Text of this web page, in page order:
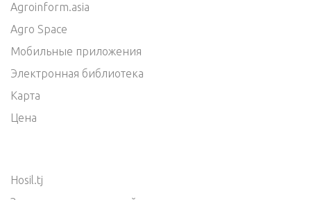
Agroinform.asia
Agro Space
Мобильные приложения
Электронная библиотека
Карта
Цена
Hosil.tj